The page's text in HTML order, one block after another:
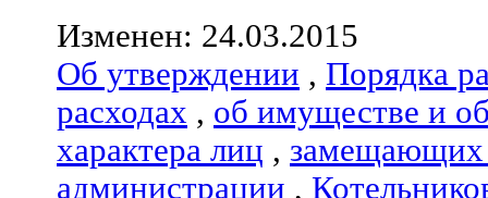
Изменен: 24.03.2015
Об утверждении , Порядка
расходах , об имуществе и
характера лиц , замещающих
администрации ,